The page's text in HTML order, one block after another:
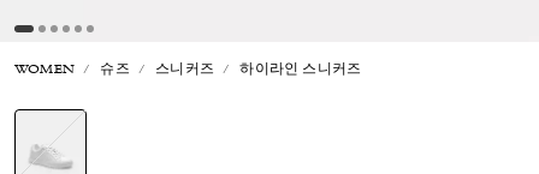
WOMEN 슈즈 스니커즈 하이라인 스니커즈